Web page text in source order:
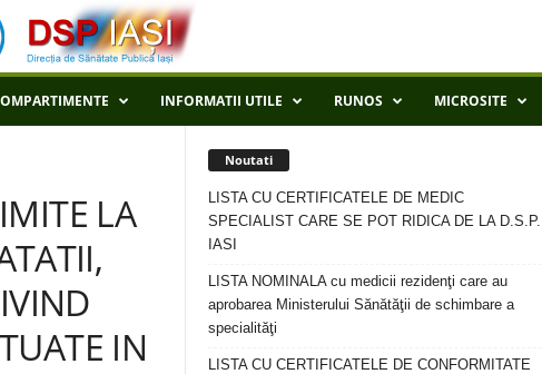
INFORMATII UTILE RUNOS MICROSITE
LA
IN
Noutati
LISTA CU CERTIFICATELE DE MEDIC
SPECIALIST CARE SE POT RIDICA DE LA D.S.P.
IASI
LISTA NOMINALA cu medicii rezidenţi care au
aprobarea Ministerului Sănătăţii de schimbare a
specialităţi
LISTA CU CERTIFICATELE DE CONFORMITATE